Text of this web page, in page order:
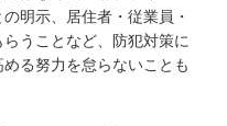
明示、居住者・従業員・
うことなど、防犯対策に
る努力を怠らないことも